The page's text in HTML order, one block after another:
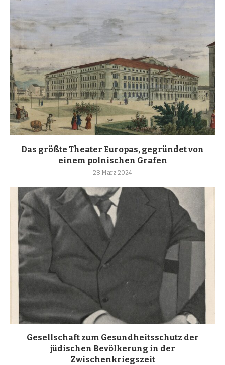
Das größte Theater Europas, gegründet von
einem polnischen Grafen
28 März 2024
Gesellschaft zum Gesundheitsschutz der
jüdischen Bevölkerung in der
Zwischenkriegszeit